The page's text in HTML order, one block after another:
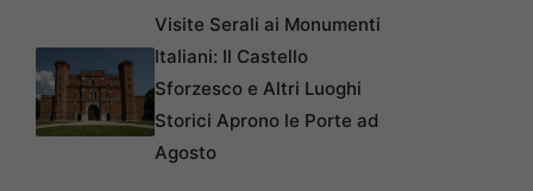
Visite Serali ai Monumenti
Italiani: Il Castello
Sforzesco e Altri Luoghi
Storici Aprono le Porte ad
Agosto